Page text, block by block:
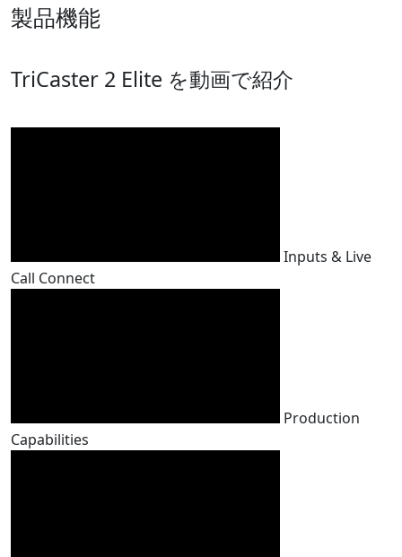
製品機能
TriCaster 2 Elite を動画で紹介
Inputs & Live
Call Connect
Production
Capabilities